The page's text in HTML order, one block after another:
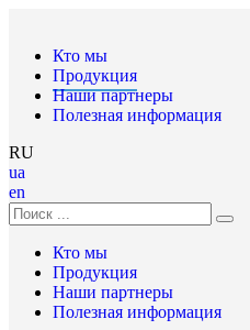
Кто мы
Продукция
Наши партнеры
Полезная информация
RU
ua
en
Кто мы
Продукция
Наши партнеры
Полезная информация